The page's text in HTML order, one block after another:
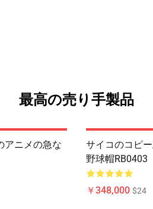
最高の売り手製品
アニメの急な
サイコのコピ
野球帽RB0403
￥348,000 $24